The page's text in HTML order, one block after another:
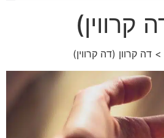
קרווין)
> דה קרוון (דה קרווין)